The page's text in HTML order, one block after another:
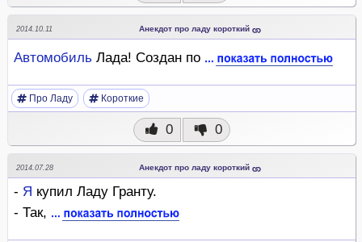
2014.10.11 Анекдот про ладу короткий
Автомобиль Лада! Создан по
Про Ладу Короткие
0 0
2014.07.28 Анекдот про ладу короткий
- Я купил Ладу Гранту.
- Так,